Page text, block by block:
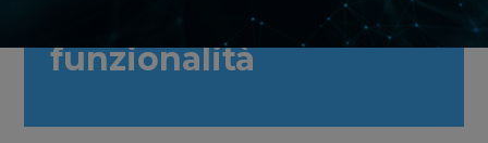
funzionalità